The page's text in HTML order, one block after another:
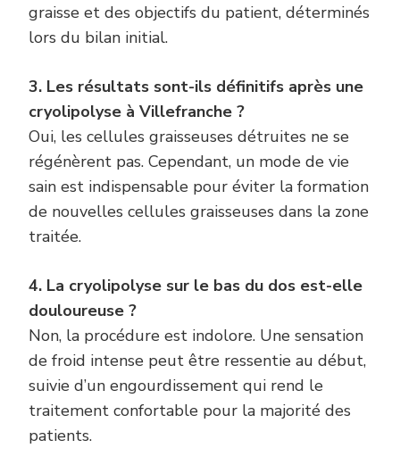
graisse et des objectifs du patient, déterminés
lors du bilan initial.
3. Les résultats sont-ils définitifs après une
cryolipolyse à Villefranche ?
Oui, les cellules graisseuses détruites ne se
régénèrent pas. Cependant, un mode de vie
sain est indispensable pour éviter la formation
de nouvelles cellules graisseuses dans la zone
traitée.
4. La cryolipolyse sur le bas du dos est-elle
douloureuse ?
Non, la procédure est indolore. Une sensation
de froid intense peut être ressentie au début,
suivie d’un engourdissement qui rend le
traitement confortable pour la majorité des
patients.